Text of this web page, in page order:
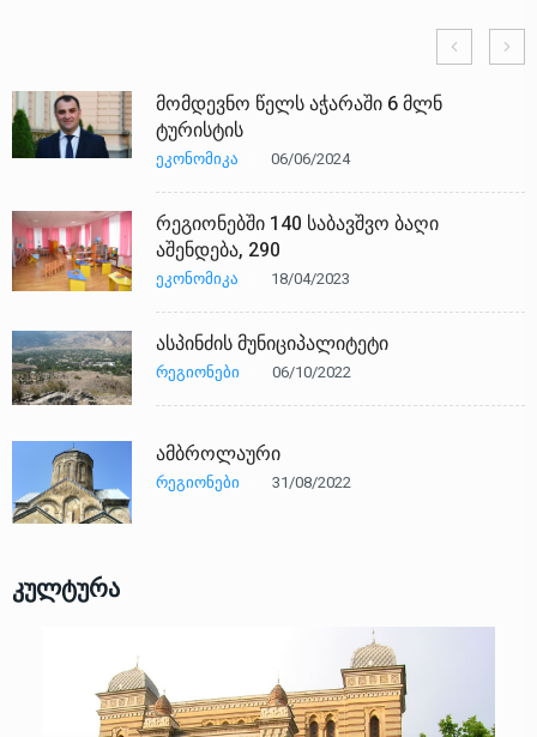
მომდევნო წელს აჭარაში 6 მლნ
ტურისტის
ᲔᲙᲝᲜᲝᲛᲘᲙᲐ 06/06/2024
რეგიონებში 140 საბავშვო ბაღი
აშენდება, 290
ᲔᲙᲝᲜᲝᲛᲘᲙᲐ 18/04/2023
ასპინძის მუნიციპალიტეტი
ᲠᲔᲒᲘᲝᲜᲔᲑᲘ 06/10/2022
ამბროლაური
ᲠᲔᲒᲘᲝᲜᲔᲑᲘ 31/08/2022
კულტურა